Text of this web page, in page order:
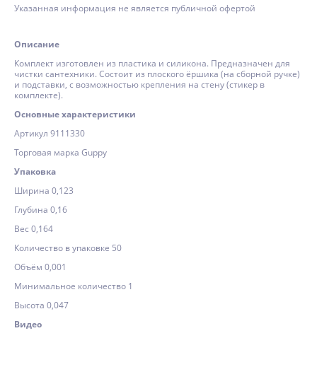
Указанная информация не является публичной офертой
Описание
Комплект изготовлен из пластика и силикона. Предназначен для
чистки сантехники. Состоит из плоского ёршика (на сборной ручке)
и подставки, с возможностью крепления на стену (стикер в
комплекте).
Основные характеристики
Артикул 9111330
Торговая марка Guppy
Упаковка
Ширина 0,123
Глубина 0,16
Вес 0,164
Количество в упаковке 50
Объём 0,001
Минимальное количество 1
Высота 0,047
Видео